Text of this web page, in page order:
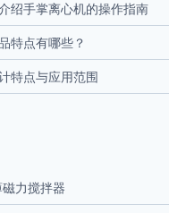
绍手掌离心机的操作指南
特点有哪些？
特点与应用范围
力搅拌器